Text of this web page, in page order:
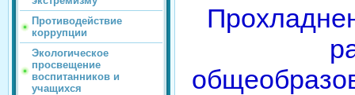
Противодействие
коррупции
Экологическое
просвещение
воспитанников и
учащихся